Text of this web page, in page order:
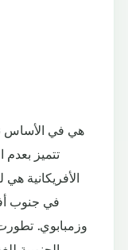
هي في الأساس
تتميز بعدم
الأفريكانية
في جنوب
وزمبابوي. تطورت